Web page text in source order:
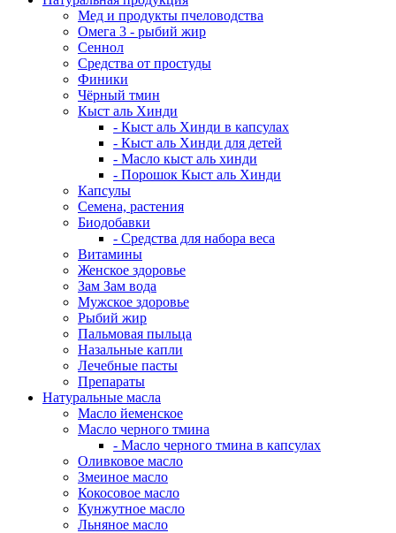
Мед и продукты пчеловодства
Омега 3 - рыбий жир
Сеннол
Средства от простуды
Финики
Чёрный тмин
Кыст аль Хинди
- Кыст аль Хинди в капсулах
- Кыст аль Хинди для детей
- Масло кыст аль хинди
- Порошок Кыст аль Хинди
Капсулы
Семена, растения
Биодобавки
- Средства для набора веса
Витамины
Женское здоровье
Зам Зам вода
Мужское здоровье
Рыбий жир
Пальмовая пыльца
Назальные капли
Лечебные пасты
Препараты
Натуральные масла
Масло йеменское
Масло черного тмина
- Масло черного тмина в капсулах
Оливковое масло
Змеиное масло
Кокосовое масло
Кунжутное масло
Льняное масло